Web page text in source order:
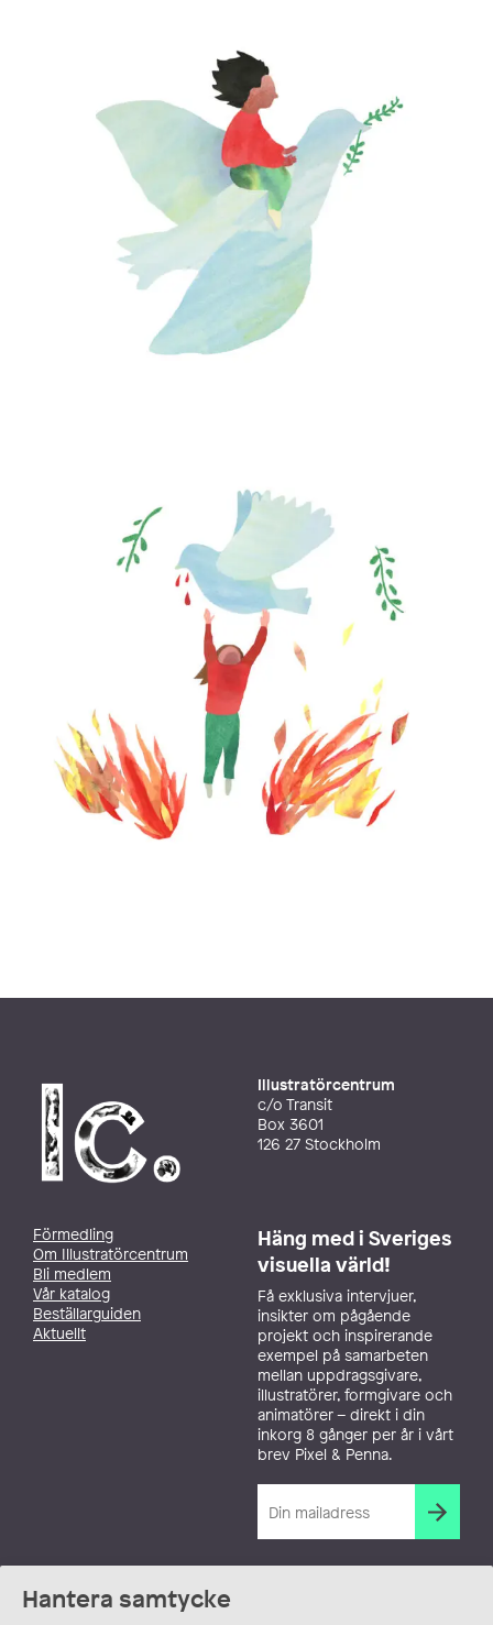
Hantera samtycke
Illustratörcentrum
c/o Transit
Box 3601
126 27 Stockholm
Förmedling
Om Illustratörcentrum
Bli medlem
Vår katalog
Beställarguiden
Aktuellt
Häng med i Sveriges
visuella värld!
Få exklusiva intervjuer,
insikter om pågående
projekt och inspirerande
exempel på samarbeten
mellan uppdragsgivare,
illustratörer, formgivare och
animatörer – direkt i din
inkorg 8 gånger per år i vårt
brev Pixel & Penna.